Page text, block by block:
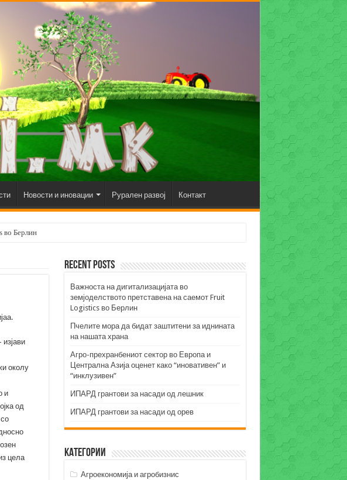
Новости и иновации Рурален развој Контакт
во Берлин
околу
и
од
цела
Recent Posts
Важноста на дигитализацијата во
земјоделството претставена на саемот Fruit
Logistics во Берлин
Пчелите мора да бидат заштитени за иднината
на нашата храна
Агро-прехранбениот сектор во Европа и
Централна Азија оценет како “иновативен” и
“инклузивен”
ИПАРД грантови за насади од лешник
ИПАРД грантови за насади од орев
Категории
Агроекономија и агробизнис